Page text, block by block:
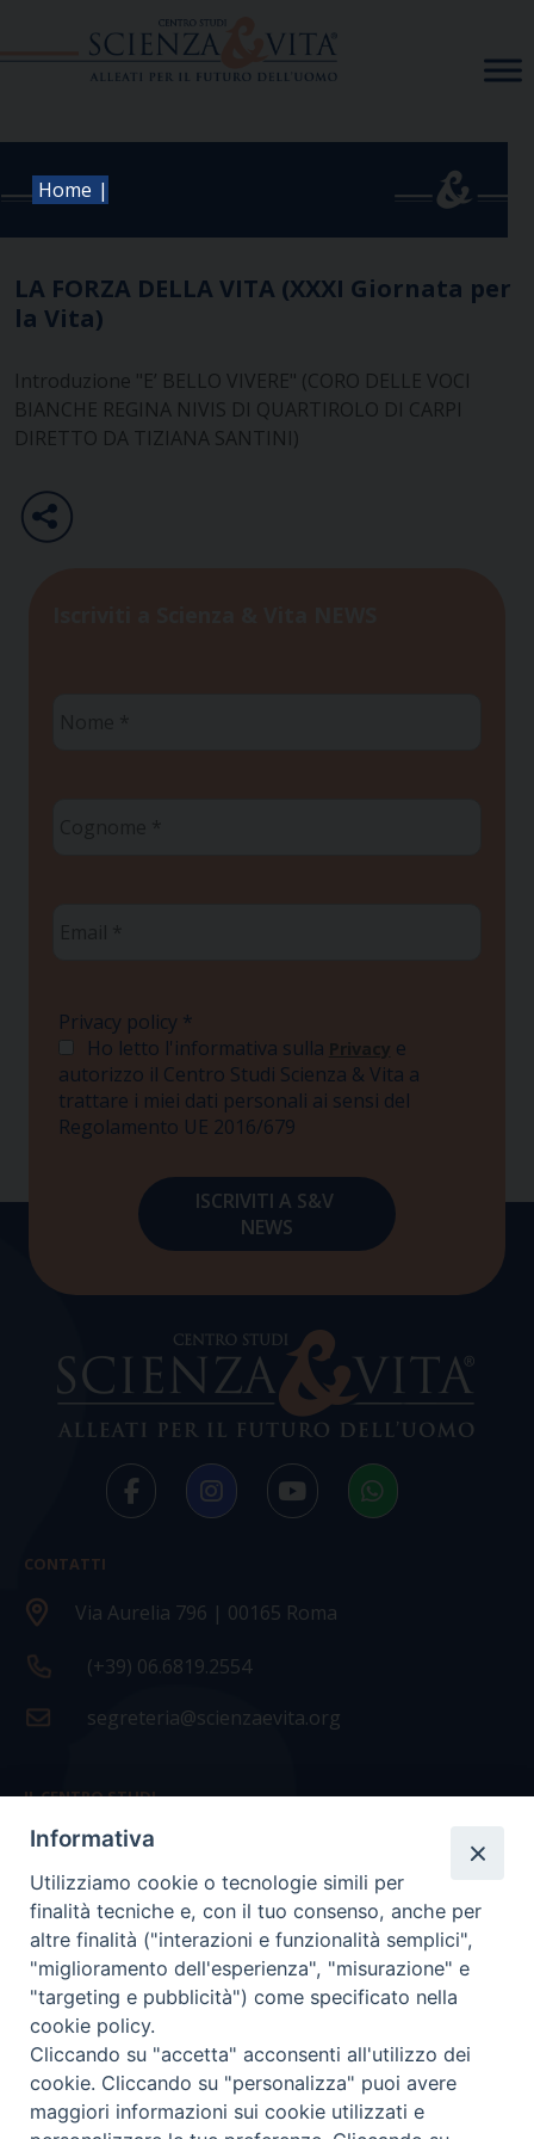
Home |
LA FORZA DELLA VITA (XXXI Giornata per
la Vita)
Introduzione "E’ BELLO VIVERE" (CORO DELLE VOCI
BIANCHE REGINA NIVIS DI QUARTIROLO DI CARPI
DIRETTO DA TIZIANA SANTINI)
Privacy policy *
Ho letto l'informativa sulla Privacy e
autorizzo il Centro Studi Scienza & Vita a
trattare i miei dati personali ai sensi del
Regolamento UE 2016/679
CONTATTI
Via Aurelia 796 | 00165 Roma
(+39) 06.6819.2554
segreteria@scienzaevita.org
IL CENTRO STUDI
La nostra storia
Statuto
Presidenza e ufficio presidenza
Consiglio scientifico
Coordinamento nazionale
Informativa
Utilizziamo cookie o tecnologie simili per
finalità tecniche e, con il tuo consenso, anche per
altre finalità ("interazioni e funzionalità semplici",
"miglioramento dell'esperienza", "misurazione" e
"targeting e pubblicità") come specificato nella
cookie policy.
Cliccando su "accetta" acconsenti all'utilizzo dei
cookie. Cliccando su "personalizza" puoi avere
maggiori informazioni sui cookie utilizzati e